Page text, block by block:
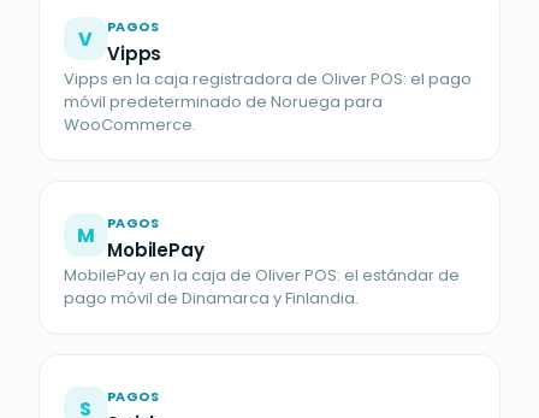
V PAGOS
Vipps
Vipps en la caja registradora de Oliver POS: el pago
móvil predeterminado de Noruega para
WooCommerce.
M PAGOS
MobilePay
MobilePay en la caja de Oliver POS: el estándar de
pago móvil de Dinamarca y Finlandia.
S PAGOS